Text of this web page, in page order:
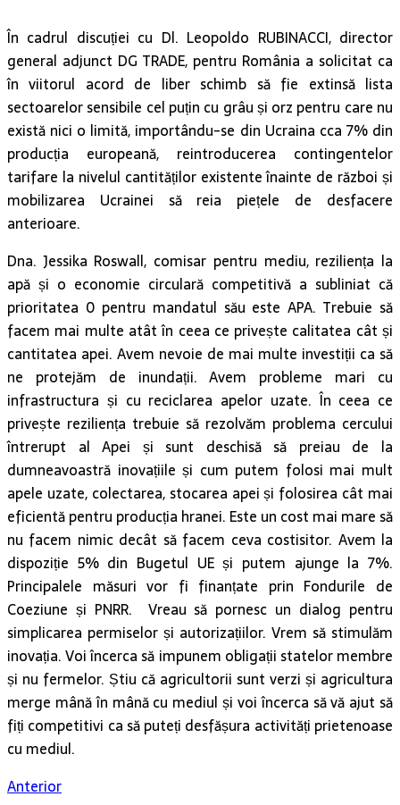
În cadrul discuției cu Dl. Leopoldo RUBINACCI, director
general adjunct DG TRADE, pentru România a solicitat ca
în viitorul acord de liber schimb să fie extinsă lista
sectoarelor sensibile cel puțin cu grâu și orz pentru care nu
există nici o limită, importându-se din Ucraina cca 7% din
producția europeană, reintroducerea contingentelor
tarifare la nivelul cantităților existente înainte de război și
mobilizarea Ucrainei să reia piețele de desfacere
anterioare.
Dna. Jessika Roswall, comisar pentru mediu, reziliența la
apă și o economie circulară competitivă a subliniat că
prioritatea 0 pentru mandatul său este APA. Trebuie să
facem mai multe atât în ceea ce privește calitatea cât și
cantitatea apei. Avem nevoie de mai multe investiții ca să
ne protejăm de inundații. Avem probleme mari cu
infrastructura și cu reciclarea apelor uzate. În ceea ce
privește reziliența trebuie să rezolvăm problema cercului
întrerupt al Apei și sunt deschisă să preiau de la
dumneavoastră inovațiile și cum putem folosi mai mult
apele uzate, colectarea, stocarea apei și folosirea cât mai
eficientă pentru producția hranei. Este un cost mai mare să
nu facem nimic decât să facem ceva costisitor. Avem la
dispoziție 5% din Bugetul UE și putem ajunge la 7%.
Principalele măsuri vor fi finanțate prin Fondurile de
Coeziune și PNRR. Vreau să pornesc un dialog pentru
simplicarea permiselor și autorizațiilor. Vrem să stimulăm
inovația. Voi încerca să impunem obligații statelor membre
și nu fermelor. Știu că agricultorii sunt verzi și agricultura
merge mână în mână cu mediul și voi încerca să vă ajut să
fiți competitivi ca să puteți desfășura activități prietenoase
cu mediul.
Anterior